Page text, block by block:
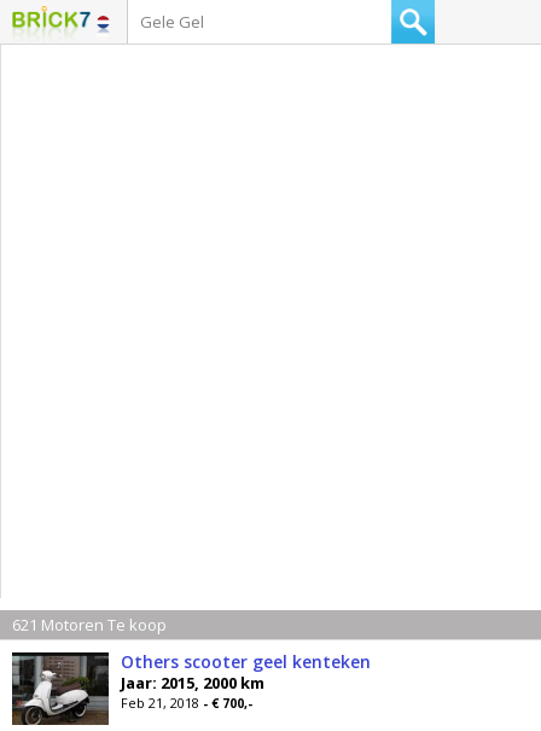
621 Motoren Te koop
Others scooter geel kenteken
Jaar: 2015, 2000 km
Feb 21, 2018 - € 700,-